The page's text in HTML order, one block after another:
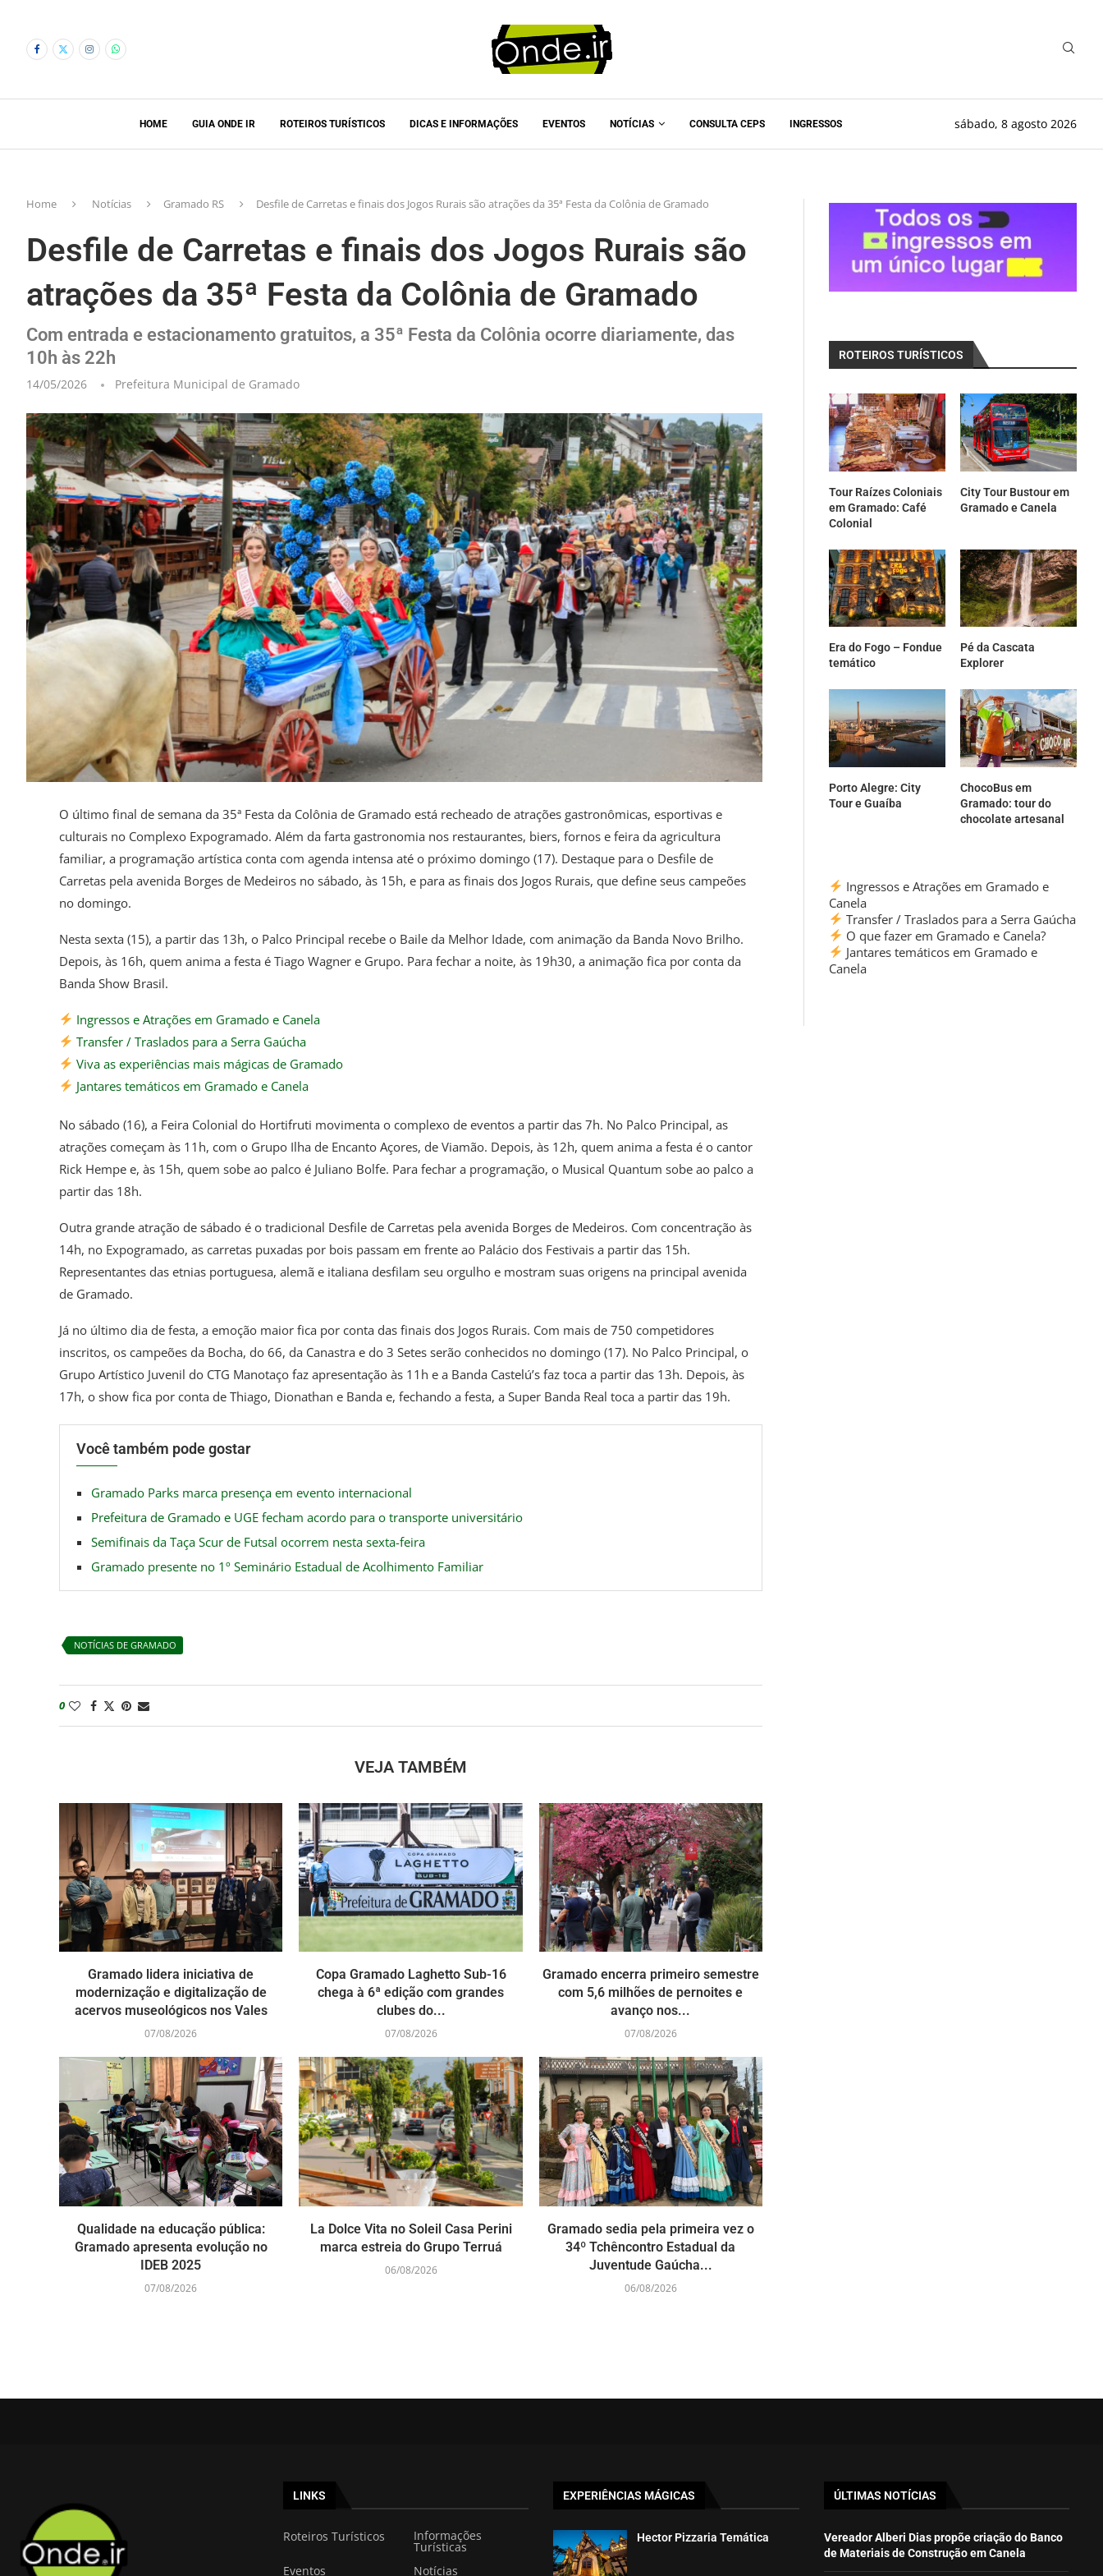
HOME GUIA ONDE IR ROTEIROS TURÍSTICOS DICAS E INFORMAÇÕES EVENTOS NOTÍCIAS CONSULTA CEPS INGRESSOS sábado, 8 agosto 2026
Home Notícias Gramado RS Desfile de Carretas e finais dos Jogos Rurais são atrações da 35ª Festa da Colônia de Gramado
Desfile de Carretas e finais dos Jogos Rurais são
atrações da 35ª Festa da Colônia de Gramado
Com entrada e estacionamento gratuitos, a 35ª Festa da Colônia ocorre diariamente, das
10h às 22h
14/05/2026 Prefeitura Municipal de Gramado
O último final de semana da 35ª Festa da Colônia de Gramado está recheado de atrações gastronômicas, esportivas e
culturais no Complexo Expogramado. Além da farta gastronomia nos restaurantes, biers, fornos e feira da agricultura
familiar, a programação artística conta com agenda intensa até o próximo domingo (17). Destaque para o Desfile de
Carretas pela avenida Borges de Medeiros no sábado, às 15h, e para as finais dos Jogos Rurais, que define seus campeões
no domingo.
Nesta sexta (15), a partir das 13h, o Palco Principal recebe o Baile da Melhor Idade, com animação da Banda Novo Brilho.
Depois, às 16h, quem anima a festa é Tiago Wagner e Grupo. Para fechar a noite, às 19h30, a animação fica por conta da
Banda Show Brasil.
Ingressos e Atrações em Gramado e Canela
Transfer / Traslados para a Serra Gaúcha
Viva as experiências mais mágicas de Gramado
Jantares temáticos em Gramado e Canela
No sábado (16), a Feira Colonial do Hortifruti movimenta o complexo de eventos a partir das 7h. No Palco Principal, as
atrações começam às 11h, com o Grupo Ilha de Encanto Açores, de Viamão. Depois, às 12h, quem anima a festa é o cantor
Rick Hempe e, às 15h, quem sobe ao palco é Juliano Bolfe. Para fechar a programação, o Musical Quantum sobe ao palco a
partir das 18h.
Outra grande atração de sábado é o tradicional Desfile de Carretas pela avenida Borges de Medeiros. Com concentração às
14h, no Expogramado, as carretas puxadas por bois passam em frente ao Palácio dos Festivais a partir das 15h.
Representantes das etnias portuguesa, alemã e italiana desfilam seu orgulho e mostram suas origens na principal avenida
de Gramado.
Já no último dia de festa, a emoção maior fica por conta das finais dos Jogos Rurais. Com mais de 750 competidores
inscritos, os campeões da Bocha, do 66, da Canastra e do 3 Setes serão conhecidos no domingo (17). No Palco Principal, o
Grupo Artístico Juvenil do CTG Manotaço faz apresentação às 11h e a Banda Castelú’s faz toca a partir das 13h. Depois, às
17h, o show fica por conta de Thiago, Dionathan e Banda e, fechando a festa, a Super Banda Real toca a partir das 19h.
Você também pode gostar
Gramado Parks marca presença em evento internacional
Prefeitura de Gramado e UGE fecham acordo para o transporte universitário
Semifinais da Taça Scur de Futsal ocorrem nesta sexta-feira
Gramado presente no 1º Seminário Estadual de Acolhimento Familiar
NOTÍCIAS DE GRAMADO
0
VEJA TAMBÉM
Gramado lidera iniciativa de
modernização e digitalização de
acervos museológicos nos Vales
07/08/2026
Copa Gramado Laghetto Sub-16
chega à 6ª edição com grandes
clubes do...
07/08/2026
Gramado encerra primeiro semestre
com 5,6 milhões de pernoites e
avanço nos...
07/08/2026
Qualidade na educação pública:
Gramado apresenta evolução no
IDEB 2025
07/08/2026
La Dolce Vita no Soleil Casa Perini
marca estreia do Grupo Terruá
06/08/2026
Gramado sedia pela primeira vez o
34º Tchêncontro Estadual da
Juventude Gaúcha...
06/08/2026
ROTEIROS TURÍSTICOS
Tour Raízes Coloniais
em Gramado: Café
Colonial
City Tour Bustour em
Gramado e Canela
Era do Fogo – Fondue
temático
Pé da Cascata
Explorer
Porto Alegre: City
Tour e Guaíba
ChocoBus em
Gramado: tour do
chocolate artesanal
Ingressos e Atrações em Gramado e
Canela
Transfer / Traslados para a Serra Gaúcha
O que fazer em Gramado e Canela?
Jantares temáticos em Gramado e
Canela
LINKS
Roteiros Turísticos Informações
Turísticas
Eventos
Notícias
EXPERIÊNCIAS MÁGICAS
Hector Pizzaria Temática
ÚLTIMAS NOTÍCIAS
Vereador Alberi Dias propõe criação do Banco
de Materiais de Construção em Canela